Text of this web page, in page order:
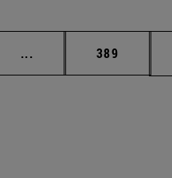
... Páginas intermedias
Página
389